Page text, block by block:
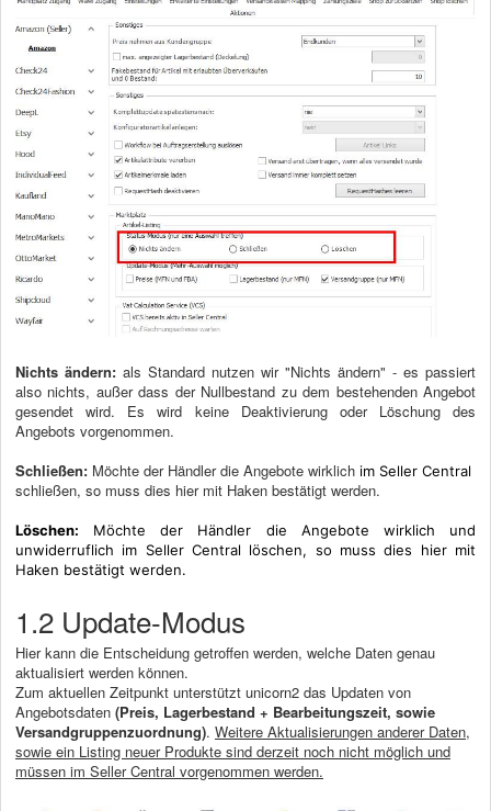
Nichts ändern: als Standard nutzen wir "Nichts ändern" - es passiert
also nichts, außer dass der Nullbestand zu dem bestehenden Angebot
gesendet wird. Es wird keine Deaktivierung oder Löschung des
Angebots vorgenommen.
Schließen: Möchte der Händler die Angebote wirklich im Seller Central
schließen, so muss dies hier mit Haken bestätigt werden.
Löschen: Möchte der Händler die Angebote wirklich und
unwiderruflich im Seller Central löschen, so muss dies hier mit
Haken bestätigt werden.
1.2 Update-Modus
Hier kann die Entscheidung getroffen werden, welche Daten genau
aktualisiert werden können.
Zum aktuellen Zeitpunkt unterstützt unicorn2 das Updaten von
Angebotsdaten (Preis, Lagerbestand + Bearbeitungszeit, sowie
Versandgruppenzuordnung). Weitere Aktualisierungen anderer Daten,
sowie ein Listing neuer Produkte sind derzeit noch nicht möglich und
müssen im Seller Central vorgenommen werden.